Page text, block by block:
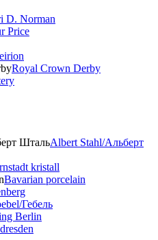
D. Norman
Price
Royal Crown Derby
Albert Stahl/Альбеpт
kristall
Bavarian porcelain
Гебель
Berlin